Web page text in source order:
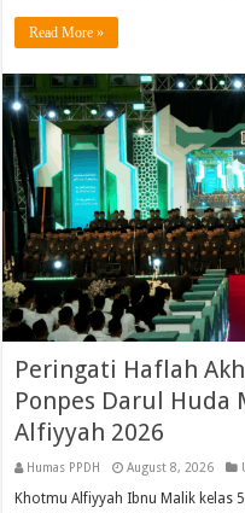
Read More »
Peringati Haflah
Ponpes Darul Huda
Alfiyyah 2026
Humas PPDH August 8, 2026
Khotmu Alfiyyah Ibnu Malik kelas